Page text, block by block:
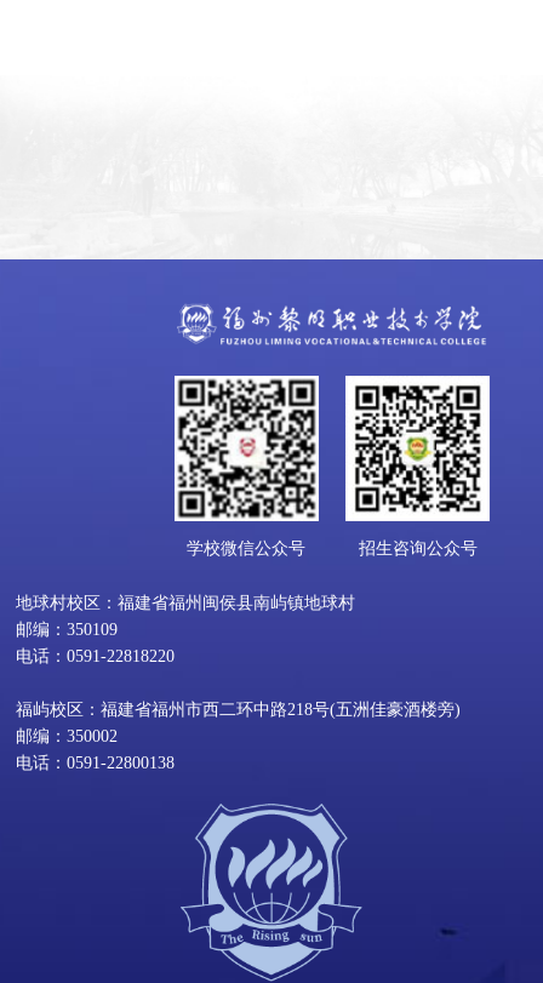
学校微信公众号 招生咨询公众号
地球村校区：福建省福州闽侯县南屿镇地球村
邮编：350109
电话：0591-22818220
福屿校区：福建省福州市西二环中路218号(五洲佳豪酒楼旁)
邮编：350002
电话：0591-22800138